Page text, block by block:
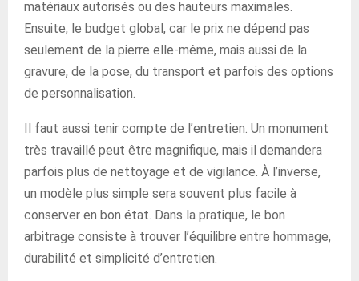
matériaux autorisés ou des hauteurs maximales.
Ensuite, le budget global, car le prix ne dépend pas
seulement de la pierre elle-même, mais aussi de la
gravure, de la pose, du transport et parfois des options
de personnalisation.
Il faut aussi tenir compte de l’entretien. Un monument
très travaillé peut être magnifique, mais il demandera
parfois plus de nettoyage et de vigilance. À l’inverse,
un modèle plus simple sera souvent plus facile à
conserver en bon état. Dans la pratique, le bon
arbitrage consiste à trouver l’équilibre entre hommage,
durabilité et simplicité d’entretien.